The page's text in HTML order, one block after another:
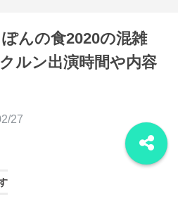
んの食2020の混雑
ルン出演時間や内容
27